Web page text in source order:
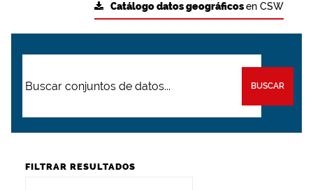
Catálogo datos geográficosen CSW
BUSCAR
FILTRAR RESULTADOS